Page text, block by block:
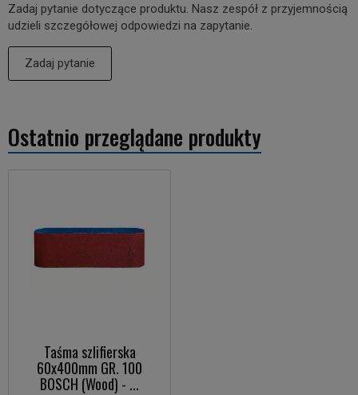
Zadaj pytanie dotyczące produktu. Nasz zespół z przyjemnością
udzieli szczegółowej odpowiedzi na zapytanie.
Zadaj pytanie
Ostatnio przeglądane produkty
Taśma szlifierska
60x400mm GR. 100
BOSCH (Wood) - ...